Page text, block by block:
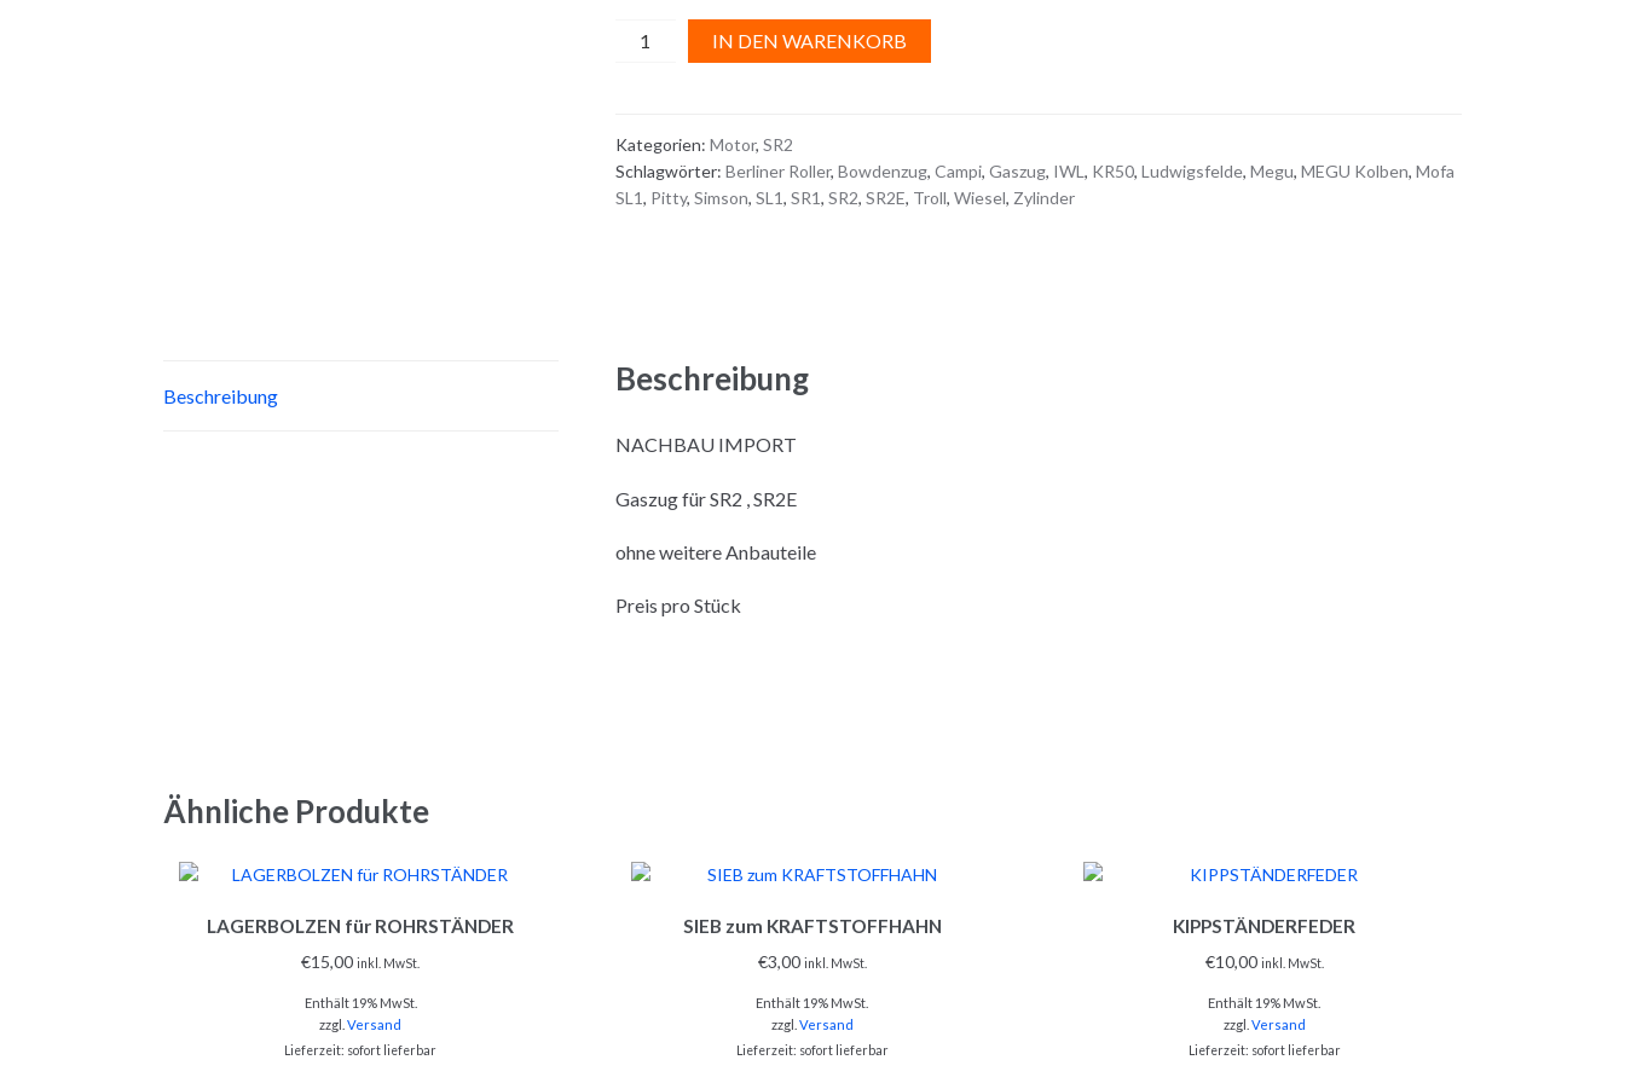
GASZUG
IN DEN WARENKORB
n
Kategorien: Motor, SR2
Schlagwörter: Berliner Roller, Bowdenzug, Campi, Gaszug, IWL , KR50, Ludwigsfelde, Megu, MEGU Kolben, Mofa
SL1, Pitty, Simson, SL1, SR1, SR2, SR2E, Troll, Wiesel, Zylinder
Beschreibung Beschreibung
NACHBAU IMPORT
Gaszug für SR2 , SR2E
ohne weitere Anbauteile
Preis pro Stück
Ähnliche Produkte
LAGERBOLZEN für ROHRSTÄNDER
€15,00 inkl. MwSt.
Enthält 19% MwSt.
zzgl.Versand
Lieferzeit: sofort lieferbar
SIEB zum KRAFTSTOFFHAHN
€3,00 inkl. MwSt.
Enthält 19% MwSt.
zzgl. Versand
Lieferzeit: sofort lieferbar
KIPPSTÄNDERFEDER
€10,00 inkl. MwSt.
Enthält 19% MwSt.
zzgl. Versand
Lieferzeit: sofort lieferbar